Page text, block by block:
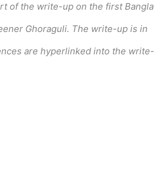
of the write-up on the first Bangla
Ghoraguli. The write-up is in
are hyperlinked into the write-